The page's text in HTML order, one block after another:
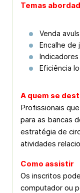
Temas
Venda
Encalhe de
Eficiência
A quem se
Profissionais
para as bancas
estratégia de
atividades
Como assistir
Os inscritos
computador ou